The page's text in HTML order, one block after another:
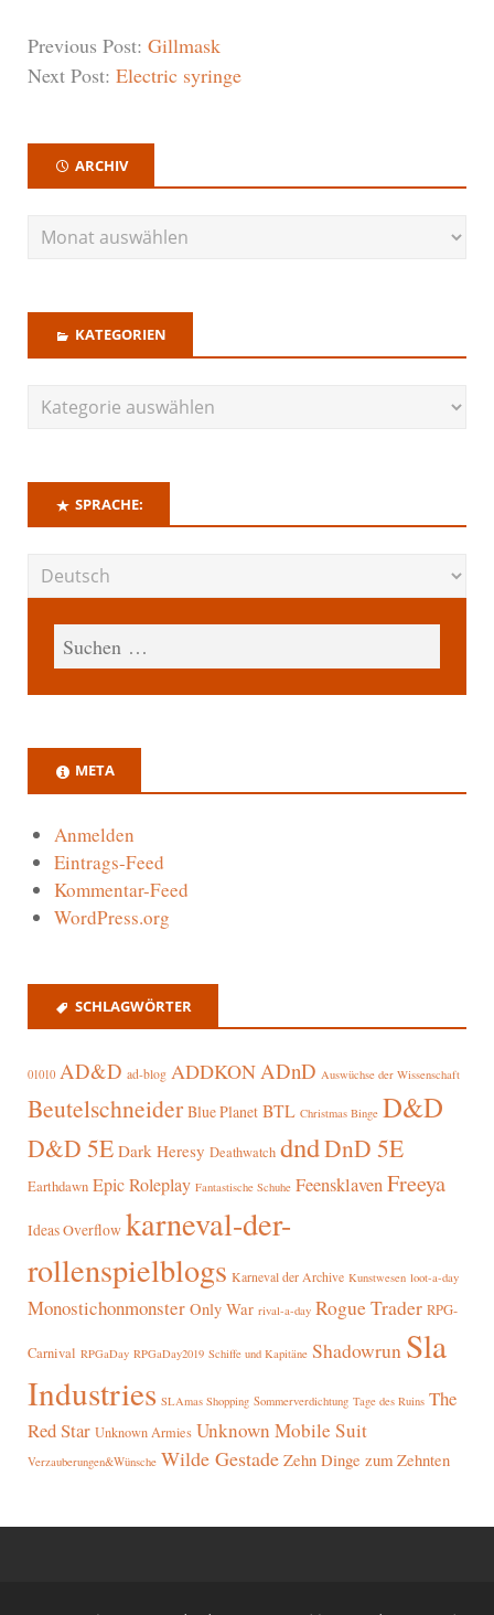
Previous Post: Gillmask
Next Post: Electric syringe
ARCHIV
KATEGORIEN
SPRACHE:
META
Anmelden
Eintrags-Feed
Kommentar-Feed
WordPress.org
SCHLAGWÖRTER
01010 AD&D ad-blog ADDKONADnD Auswüchse der Wissenschaft
Beutelschneider Blue Planet BTL Christmas Binge D&D
D&D 5E Dark Heresy Deathwatch dndDnD 5E
Earthdawn Epic Roleplay Fantastische Schuhe FeensklavenFreeya
Ideas Overflow karneval-der-
rollenspielblogs Karneval der Archive Kunstwesen loot-a-day
Monostichonmonster Only War rival-a-day Rogue Trader RPG-
Carnival RPGaDay RPGaDay2019 Schiffe und Kapitäne Shadowrun Sla
Industries SLAmas Shopping Sommerverdichtung Tage des Ruins The
Red Star Unknown Armies Unknown Mobile Suit
Verzauberungen&Wünsche Wilde Gestade Zehn Dinge zum Zehnten